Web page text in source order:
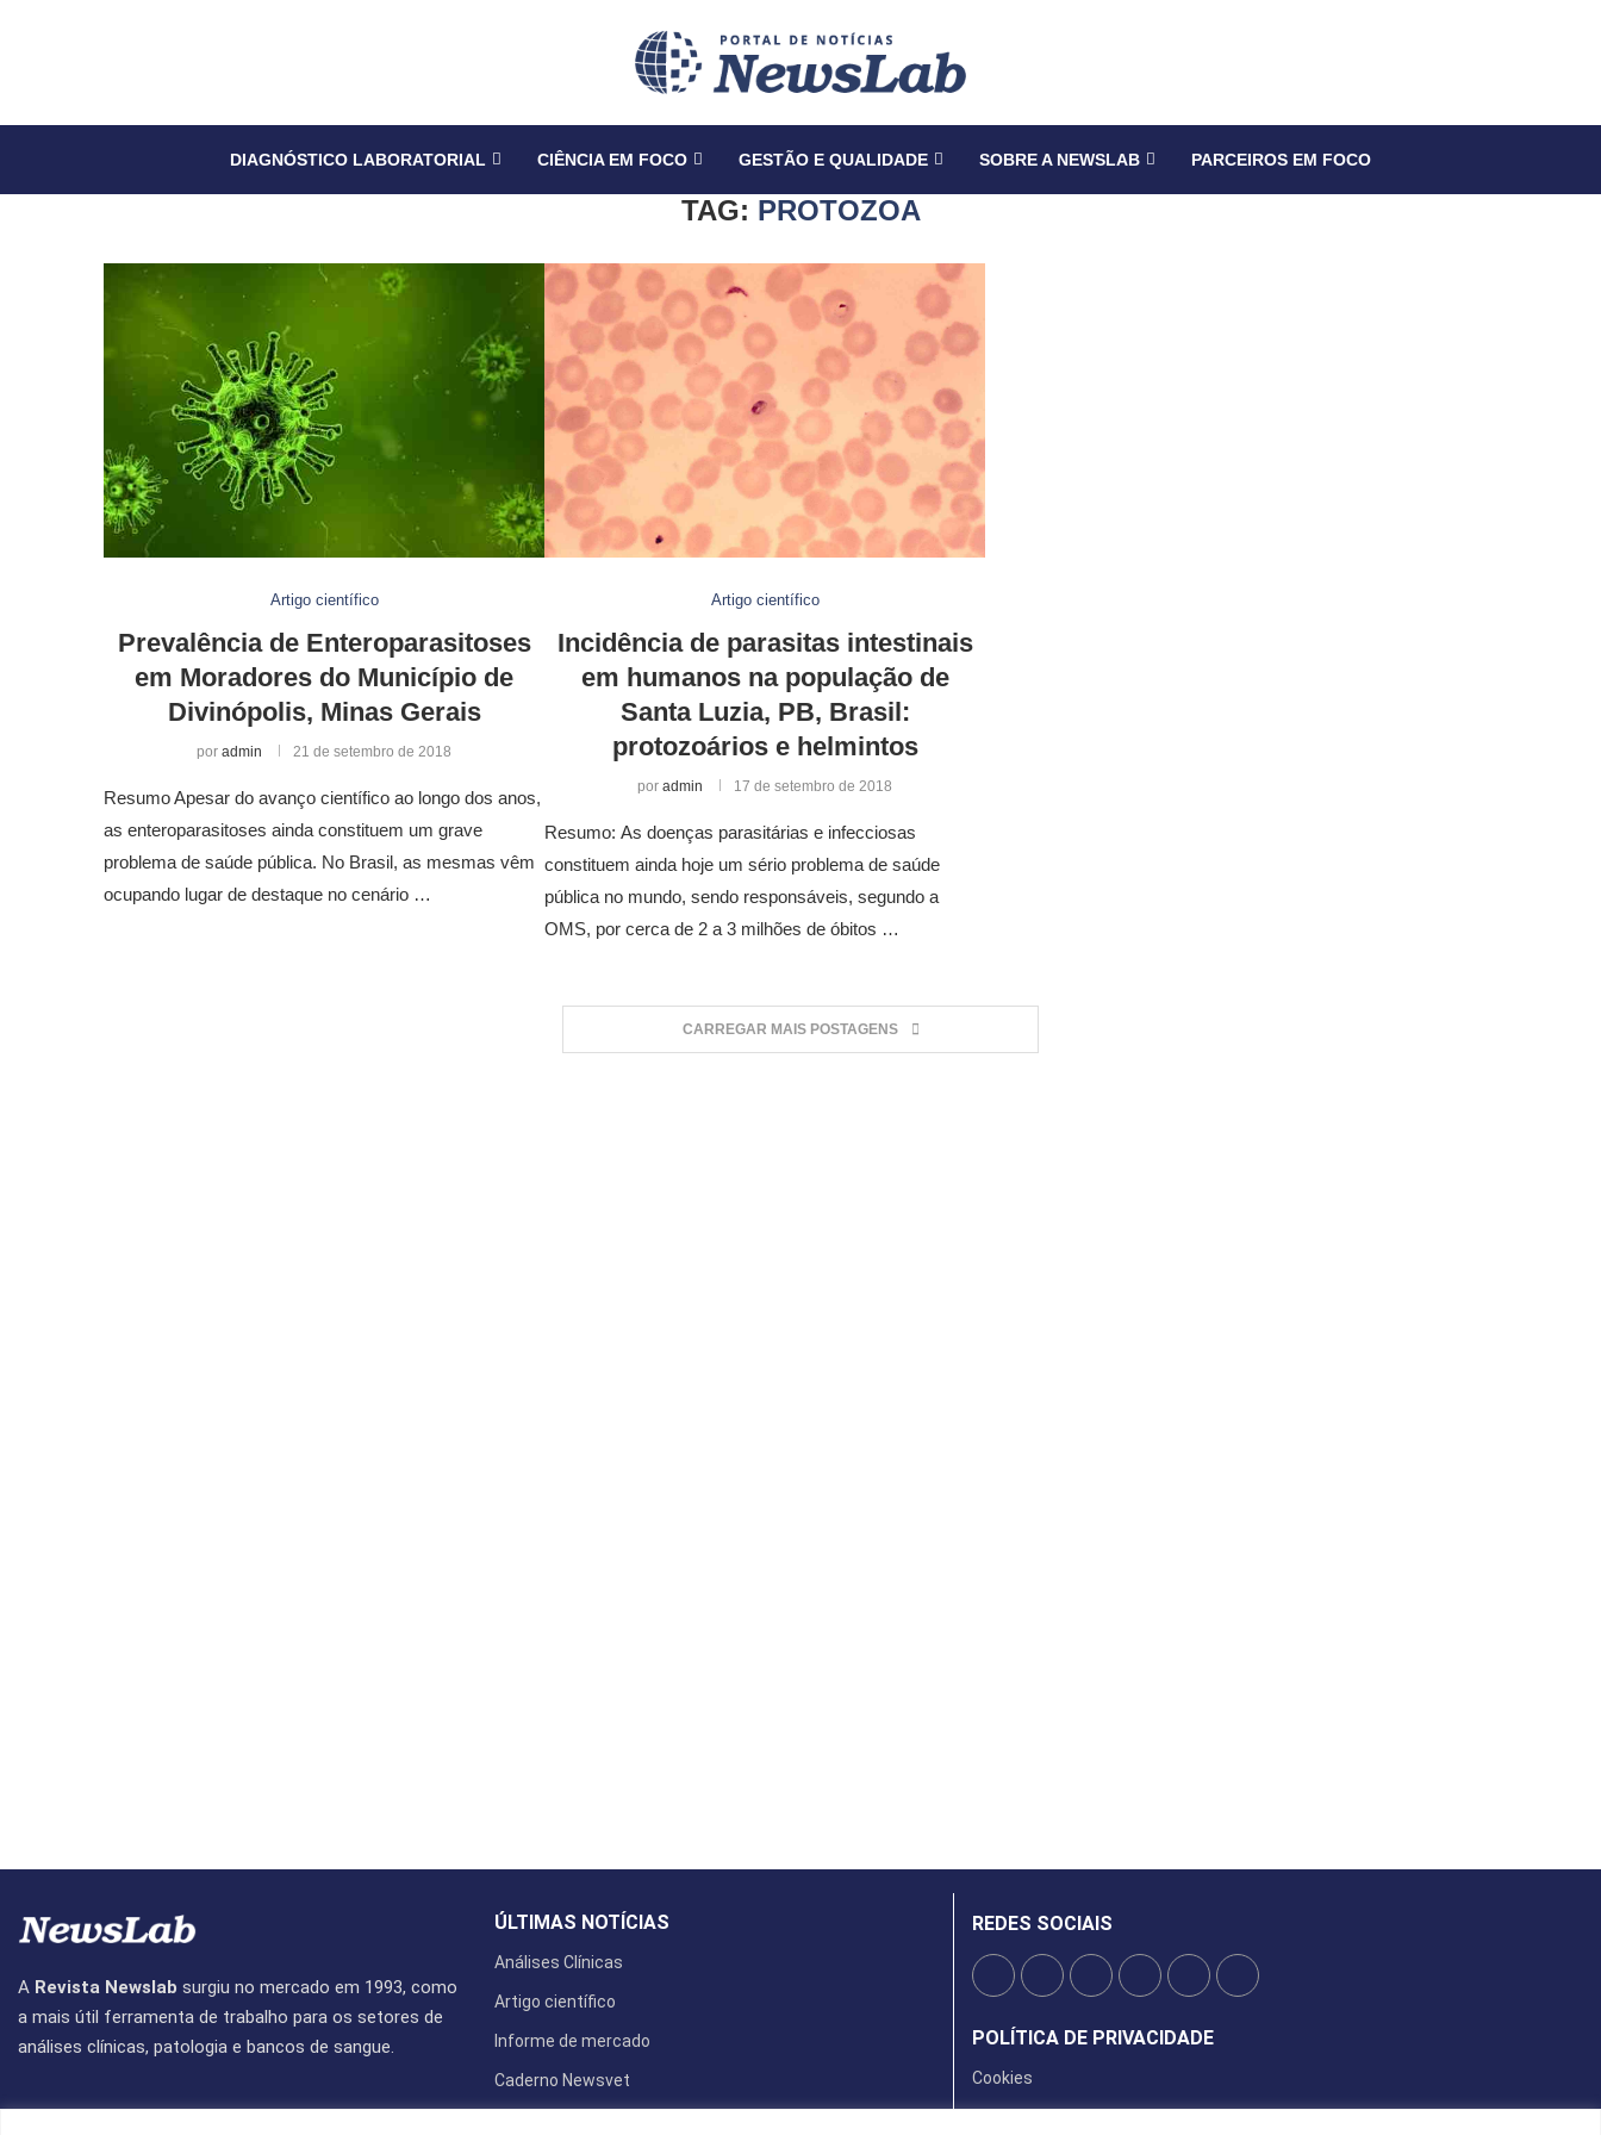
DIAGNÓSTICO LABORATORIAL CIÊNCIA EM FOCO GESTÃO E QUALIDADE SOBRE A NEWSLAB PARCEIROS EM FOCO
TAG: PROTOZOA
Artigo científico
Prevalência de Enteroparasitoses
em Moradores do Município de
Divinópolis, Minas Gerais
por admin 21 de setembro de 2018
Resumo Apesar do avanço científico ao longo dos anos,
as enteroparasitoses ainda constituem um grave
problema de saúde pública. No Brasil, as mesmas vêm
ocupando lugar de destaque no cenário …
Artigo científico
Incidência de parasitas intestinais
em humanos na população de
Santa Luzia, PB, Brasil:
protozoários e helmintos
por admin 17 de setembro de 2018
Resumo: As doenças parasitárias e infecciosas
constituem ainda hoje um sério problema de saúde
pública no mundo, sendo responsáveis, segundo a
OMS, por cerca de 2 a 3 milhões de óbitos …
CARREGAR MAIS POSTAGENS
A Revista Newslab surgiu no mercado em 1993, como
a mais útil ferramenta de trabalho para os setores de
análises clínicas, patologia e bancos de sangue.
ÚLTIMAS NOTÍCIAS
Análises Clínicas
Artigo científico
Informe de mercado
Caderno Newsvet
REDES SOCIAIS
POLÍTICA DE PRIVACIDADE
Cookies